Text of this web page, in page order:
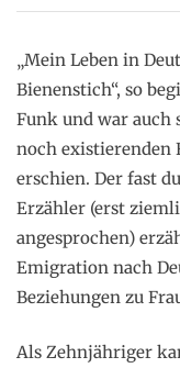
„Mein Leben in
Bienenstich“, so
Funk und war auch
noch existierenden
erschien. Der fast
Erzähler (erst
angesprochen)
Emigration nach
Beziehungen zu
Als Zehnjähriger